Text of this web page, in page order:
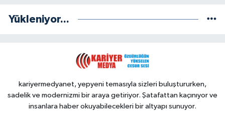
Yükleniyor...
kariyermedyanet, yepyeni temasıyla sizleri buluştururken,
sadelik ve modernizmi bir araya getiriyor. Şatafattan kaçınıyor ve
insanlara haber okuyabilecekleri bir altyapı sunuyor.